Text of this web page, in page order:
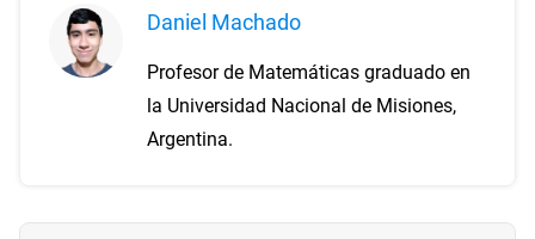
Daniel Machado
Profesor de Matemáticas graduado en
la Universidad Nacional de Misiones,
Argentina.